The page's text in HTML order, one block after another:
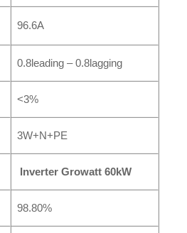
96.6A
0.8leading – 0.8lagging
<3%
3W+N+PE
Inverter Growatt 60kW
98.80%